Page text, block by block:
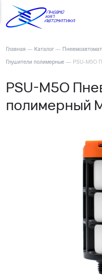
Главная — Каталог —
Глушители полимерные — PSU-M5O
PSU-M5O
полимерный